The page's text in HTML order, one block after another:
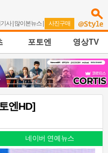
사| 많이본뉴스 | 사진구매
포토엔 영상TV
엔HD]
네이버 연예뉴스